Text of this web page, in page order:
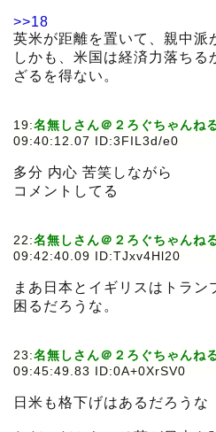
>>18
英米が距離を置いて、親中派
しかも、米国は経済力落ちる
ざるを得ない。
19:名無しさん＠２ろぐちゃんね
09:40:12.07 ID:3FIL3d/e0
多分 内心 苦笑しながら
コメントしてる
22:名無しさん＠２ろぐちゃんね
09:42:40.09 ID:TJxv4Hl20
まあ日本とイギリスはトラン
困るだろうな。
23:名無しさん＠２ろぐちゃんね
09:45:49.83 ID:0A+0XrSV0
日米も格下げはあるだろうな